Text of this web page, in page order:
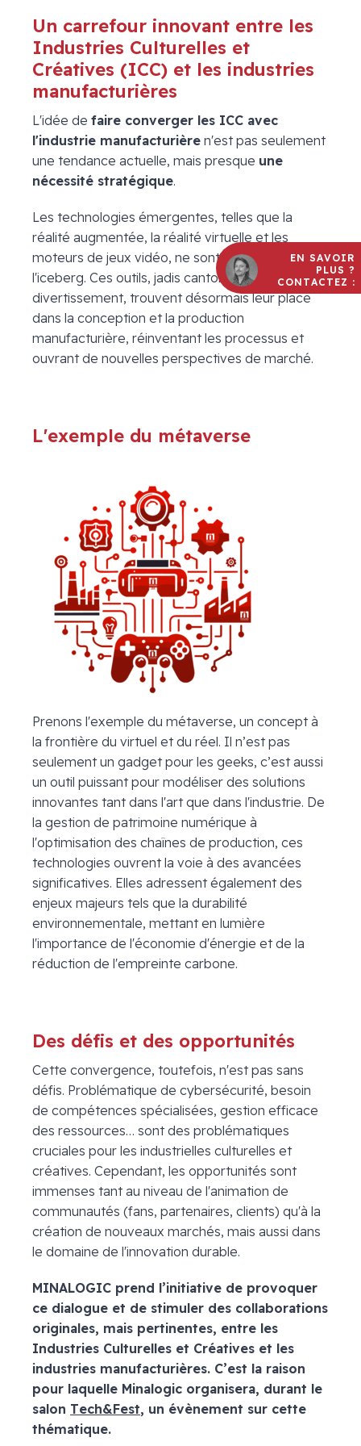
Un carrefour innovant entre les
Industries Culturelles et
Créatives (ICC) et les industries
manufacturières
L'idée de faire converger les ICC avec
l'industrie manufacturière n'est pas seulement
une tendance actuelle, mais presque une
nécessité stratégique.
Les technologies émergentes, telles que la
réalité augmentée, la réalité virtuelle et les
moteurs de jeux vidéo, ne sont que la pointe de
l'iceberg. Ces outils, jadis cantonnés au
divertissement, trouvent désormais leur place
dans la conception et la production
manufacturière, réinventant les processus et
ouvrant de nouvelles perspectives de marché.
L'exemple du métaverse
Prenons l'exemple du métaverse, un concept à
la frontière du virtuel et du réel. Il n’est pas
seulement un gadget pour les geeks, c’est aussi
un outil puissant pour modéliser des solutions
innovantes tant dans l'art que dans l'industrie. De
la gestion de patrimoine numérique à
l'optimisation des chaînes de production, ces
technologies ouvrent la voie à des avancées
significatives. Elles adressent également des
enjeux majeurs tels que la durabilité
environnementale, mettant en lumière
l'importance de l'économie d'énergie et de la
réduction de l'empreinte carbone.
Des défis et des opportunités
Cette convergence, toutefois, n'est pas sans
défis. Problématique de cybersécurité, besoin
de compétences spécialisées, gestion efficace
des ressources… sont des problématiques
cruciales pour les industrielles culturelles et
créatives. Cependant, les opportunités sont
immenses tant au niveau de l'animation de
communautés (fans, partenaires, clients) qu'à la
création de nouveaux marchés, mais aussi dans
le domaine de l'innovation durable.
MINALOGIC prend l’initiative de provoquer
ce dialogue et de stimuler des collaborations
originales, mais pertinentes, entre les
Industries Culturelles et Créatives et les
industries manufacturières. C’est la raison
pour laquelle Minalogic organisera, durant le
salon Tech&Fest, un évènement sur cette
thématique.
EN SAVOIR
PLUS ?
CONTACTEZ :